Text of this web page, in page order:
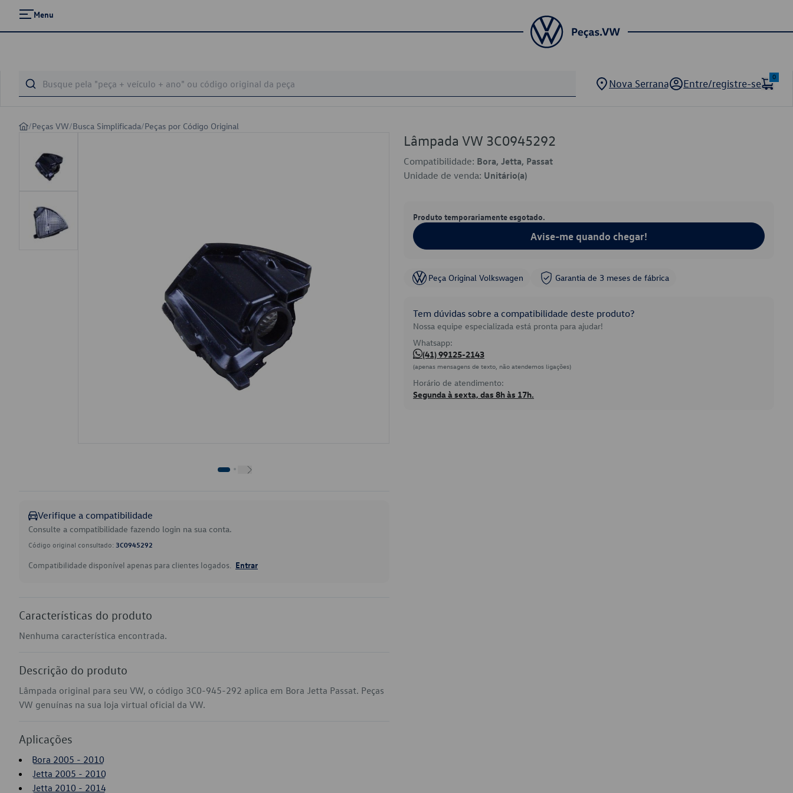
Menu
Nova Serrana Entre/registre-se
0
/Peças VW/Busca Simplificada/Peças por Código Original
Verifique a compatibilidade
Consulte a compatibilidade fazendo login na sua conta.
Código original consultado: 3C0945292
Compatibilidade disponível apenas para clientes logados. Entrar
Características do produto
Nenhuma característica encontrada.
Descrição do produto
Lâmpada original para seu VW, o código 3C0-945-292 aplica em Bora Jetta Passat. Peças
VW genuínas na sua loja virtual oficial da VW.
Aplicações
Bora 2005 - 2010
Jetta 2005 - 2010
Jetta 2010 - 2014
Lâmpada VW 3C0945292
Compatibilidade: Bora, Jetta, Passat
Unidade de venda: Unitário(a)
Produto temporariamente esgotado.
Avise-me quando chegar!
Peça Original Volkswagen Garantia de 3 meses de fábrica
Tem dúvidas sobre a compatibilidade deste produto?
Nossa equipe especializada está pronta para ajudar!
Whatsapp:
(41) 99125-2143
(apenas mensagens de texto, não atendemos ligações)
Horário de atendimento:
Segunda à sexta, das 8h às 17h.